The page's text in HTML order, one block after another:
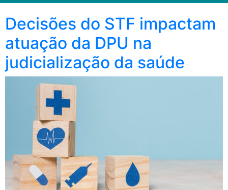
Decisões do STF impactam
atuação da DPU na
judicialização da saúde